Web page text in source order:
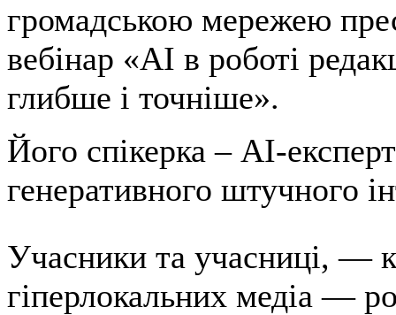
громадською мережею
вебінар «AI в роботі
глибше і точніше».
Його спікерка – AI-
генеративного штучного
Учасники та учасниці, —
гіперлокальних медіа —